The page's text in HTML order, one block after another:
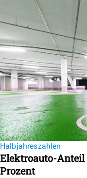
Halbjahreszahlen
Elektroauto-Anteil
Prozent